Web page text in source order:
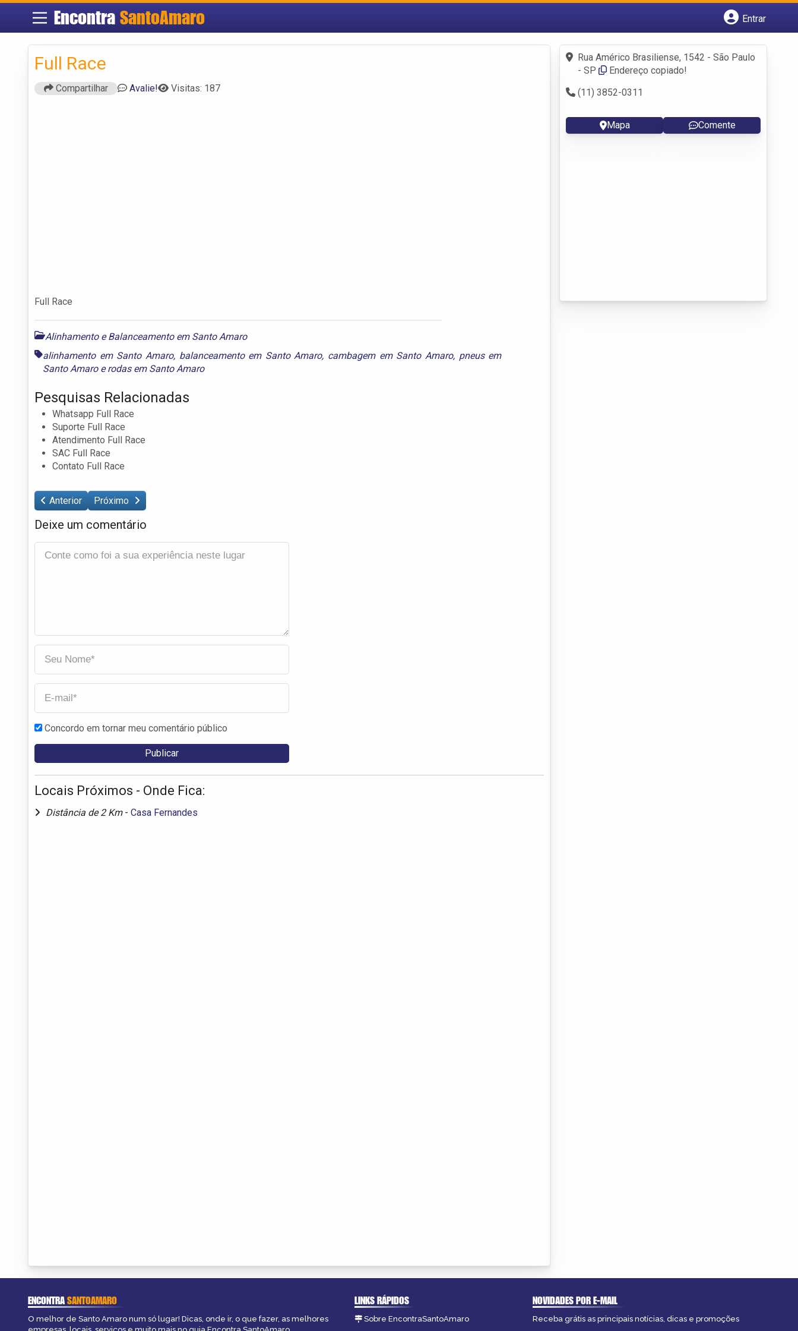
Encontra SantoAmaro
Entrar
Fazer login
Criar conta
Full Race
Compartilhar Avalie! Visitas: 187
Full Race
Alinhamento e Balanceamento em Santo Amaro
alinhamento em Santo Amaro, balanceamento em Santo Amaro, cambagem em Santo Amaro, pneus em
Santo Amaroerodas em Santo Amaro
Pesquisas Relacionadas
Whatsapp Full Race
Suporte Full Race
Atendimento Full Race
SAC Full Race
Contato Full Race
Anterior Próximo
Deixe um comentário
Concordo em tornar meu comentário público
Locais Próximos - Onde Fica:
Distância de 2 Km - Casa Fernandes
Rua Américo Brasiliense, 1542 - São Paulo
- SP
Endereço copiado!
(11) 3852-0311
Mapa Comente
ENCONTRASANTOAMARO
O melhor de Santo Amaro num só lugar! Dicas, onde ir, o que fazer, as melhores
LINKS RÁPIDOS
Sobre EncontraSantoAmaro
NOVIDADES POR E-MAIL
Receba grátis as principais notícias, dicas e promoções